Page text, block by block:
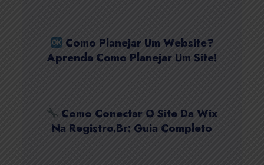
Como Planejar Um Website?
Aprenda Como Planejar Um Site!
Como Conectar O Site Da Wix
Na Registro.Br: Guia Completo